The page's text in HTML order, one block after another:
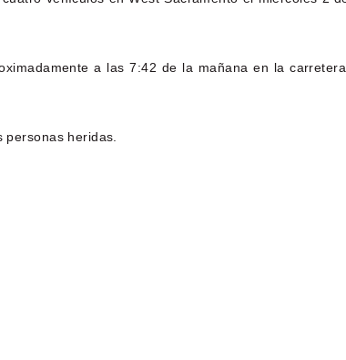
a las 7:42 de la mañana en la
heridas.